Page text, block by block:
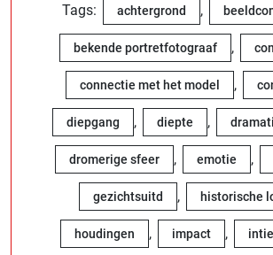
Tags: achtergrond ,
bekende portretfotograaf ,
connectie met het model ,
diepgang , diepte ,
dromerige sfeer , emotie ,
gezichtsuitd , historische
houdingen , impact ,